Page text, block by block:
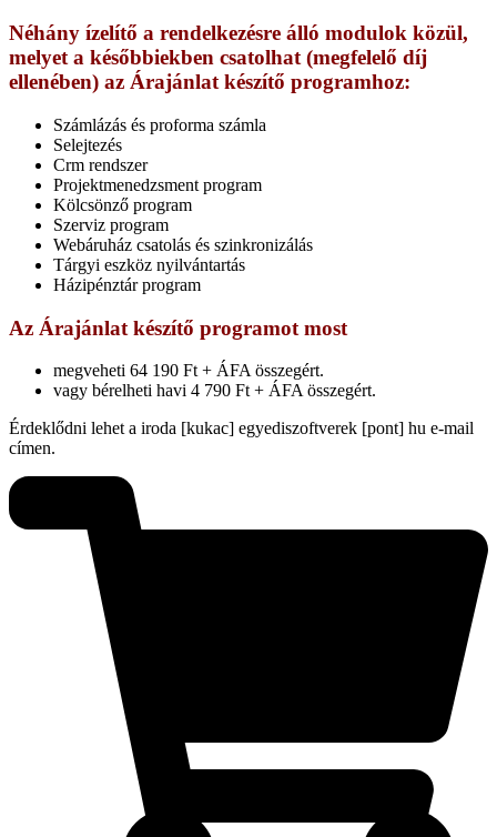
Néhány ízelítő a rendelkezésre álló modulok közül,
melyet a későbbiekben csatolhat (megfelelő díj
ellenében) az Árajánlat készítő programhoz:
Számlázás és proforma számla
Selejtezés
Crm rendszer
Projektmenedzsment program
Kölcsönző program
Szerviz program
Webáruház csatolás és szinkronizálás
Tárgyi eszköz nyilvántartás
Házipénztár program
Az Árajánlat készítő programot most
megveheti 64 190 Ft + ÁFA összegért.
vagy bérelheti havi 4 790 Ft + ÁFA összegért.
Érdeklődni lehet a iroda [kukac] egyediszoftverek [pont] hu e-mail
címen.